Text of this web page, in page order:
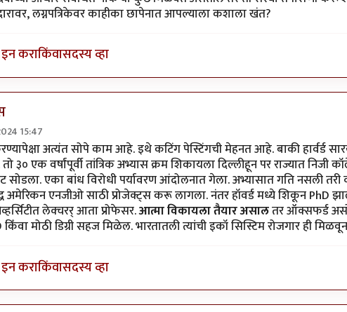
लग्नपत्रिकेवर काहीका छापेनात आपल्याला कशाला खंत?
कराकिंवासदस्य व्हा
15:47
अत्यंत सोपे काम आहे. इथे कटिंग पेस्टिंगची मेहनत आहे. बाकी हार्वर्ड
तो ३० एक वर्षांपूर्वी तांत्रिक अभ्यास क्रम शिकायला दिल्लीहून पर राज्यात निजी
सोडला. एका बांध विरोधी पर्यावरण आंदोलनात गेला. अभ्यासात गति नसली तरी
अमेरिकन एनजीओ साठी प्रोजेक्ट्स करू लागला. नंतर हॉवर्ड मध्ये शिकून PhD
लेक्चरर् आता प्रोफेसर.आत्मा विकायला तैयार असालतर ऑक्सफर्ड असो
मोठी डिग्री सहज मिळेल. भारतातली त्यांची इकॉ सिस्टिम रोजगार ही
कराकिंवासदस्य व्हा